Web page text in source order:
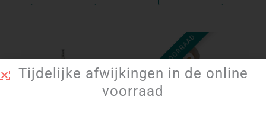
NIET OP VOORRAAD
Tijdelijke afwijkingen in de online
voorraad